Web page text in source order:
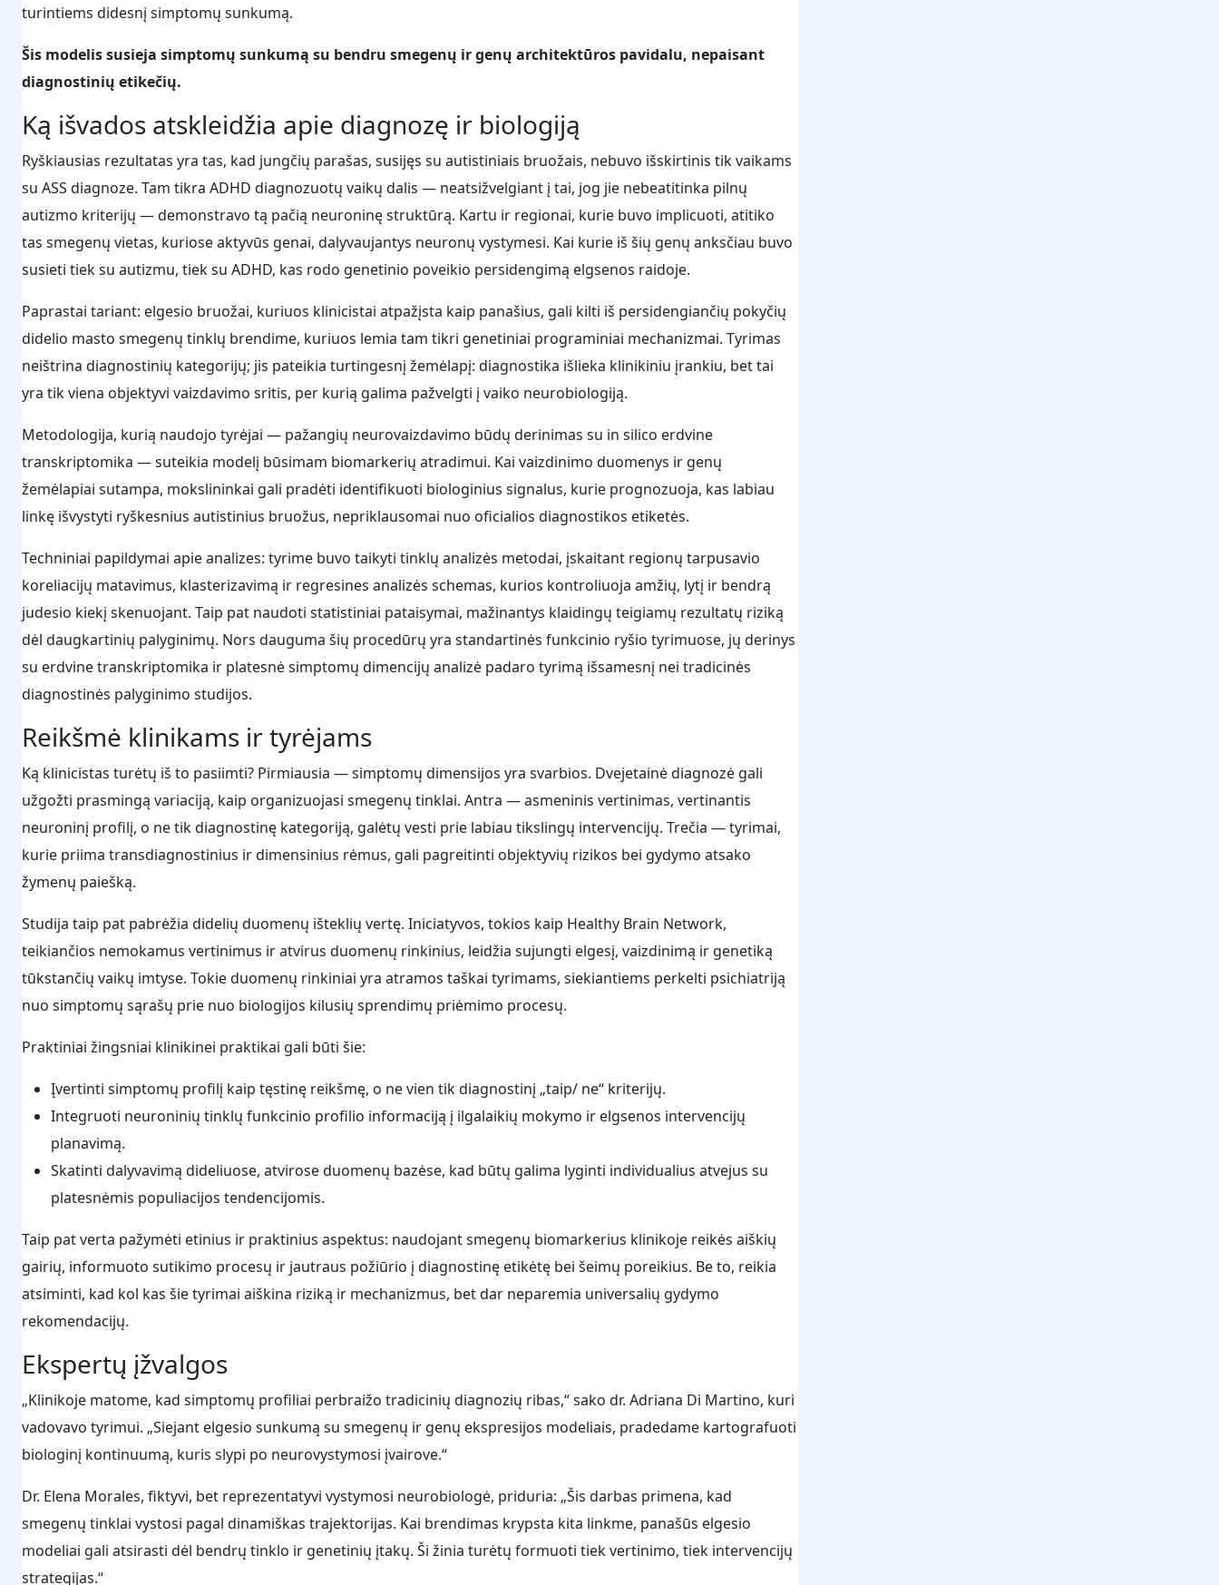
turintiems didesnį simptomų sunkumą.
Šis modelis susieja simptomų sunkumą su bendru smegenų ir genų architektūros pavidalu, nepaisant
diagnostinių etikečių.
Ką išvados atskleidžia apie diagnozę ir biologiją
Ryškiausias rezultatas yra tas, kad jungčių parašas, susijęs su autistiniais bruožais, nebuvo išskirtinis tik vaikams
su ASS diagnoze. Tam tikra ADHD diagnozuotų vaikų dalis — neatsižvelgiant į tai, jog jie nebeatitinka pilnų
autizmo kriterijų — demonstravo tą pačią neuroninę struktūrą. Kartu ir regionai, kurie buvo implicuoti, atitiko
tas smegenų vietas, kuriose aktyvūs genai, dalyvaujantys neuronų vystymesi. Kai kurie iš šių genų anksčiau buvo
susieti tiek su autizmu, tiek su ADHD, kas rodo genetinio poveikio persidengimą elgsenos raidoje.
Paprastai tariant: elgesio bruožai, kuriuos klinicistai atpažįsta kaip panašius, gali kilti iš persidengiančių pokyčių
didelio masto smegenų tinklų brendime, kuriuos lemia tam tikri genetiniai programiniai mechanizmai. Tyrimas
neištrina diagnostinių kategorijų; jis pateikia turtingesnį žemėlapį: diagnostika išlieka klinikiniu įrankiu, bet tai
yra tik viena objektyvi vaizdavimo sritis, per kurią galima pažvelgti į vaiko neurobiologiją.
Metodologija, kurią naudojo tyrėjai — pažangių neurovaizdavimo būdų derinimas su in silico erdvine
transkriptomika — suteikia modelį būsimam biomarkerių atradimui. Kai vaizdinimo duomenys ir genų
žemėlapiai sutampa, mokslininkai gali pradėti identifikuoti biologinius signalus, kurie prognozuoja, kas labiau
linkę išvystyti ryškesnius autistinius bruožus, nepriklausomai nuo oficialios diagnostikos etiketės.
Techniniai papildymai apie analizes: tyrime buvo taikyti tinklų analizės metodai, įskaitant regionų tarpusavio
koreliacijų matavimus, klasterizavimą ir regresines analizės schemas, kurios kontroliuoja amžių, lytį ir bendrą
judesio kiekį skenuojant. Taip pat naudoti statistiniai pataisymai, mažinantys klaidingų teigiamų rezultatų riziką
dėl daugkartinių palyginimų. Nors dauguma šių procedūrų yra standartinės funkcinio ryšio tyrimuose, jų derinys
su erdvine transkriptomika ir platesnė simptomų dimencijų analizė padaro tyrimą išsamesnį nei tradicinės
diagnostinės palyginimo studijos.
Reikšmė klinikams ir tyrėjams
Ką klinicistas turėtų iš to pasiimti? Pirmiausia — simptomų dimensijos yra svarbios. Dvejetainė diagnozė gali
užgožti prasmingą variaciją, kaip organizuojasi smegenų tinklai. Antra — asmeninis vertinimas, vertinantis
neuroninį profilį, o ne tik diagnostinę kategoriją, galėtų vesti prie labiau tikslingų intervencijų. Trečia — tyrimai,
kurie priima transdiagnostinius ir dimensinius rėmus, gali pagreitinti objektyvių rizikos bei gydymo atsako
žymenų paiešką.
Studija taip pat pabrėžia didelių duomenų išteklių vertę. Iniciatyvos, tokios kaip Healthy Brain Network,
teikiančios nemokamus vertinimus ir atvirus duomenų rinkinius, leidžia sujungti elgesį, vaizdinimą ir genetiką
tūkstančių vaikų imtyse. Tokie duomenų rinkiniai yra atramos taškai tyrimams, siekiantiems perkelti psichiatriją
nuo simptomų sąrašų prie nuo biologijos kilusių sprendimų priėmimo procesų.
Praktiniai žingsniai klinikinei praktikai gali būti šie:
Įvertinti simptomų profilį kaip tęstinę reikšmę, o ne vien tik diagnostinį „taip/ ne“ kriterijų.
Integruoti neuroninių tinklų funkcinio profilio informaciją į ilgalaikių mokymo ir elgsenos intervencijų
planavimą.
Skatinti dalyvavimą dideliuose, atvirose duomenų bazėse, kad būtų galima lyginti individualius atvejus su
platesnėmis populiacijos tendencijomis.
Taip pat verta pažymėti etinius ir praktinius aspektus: naudojant smegenų biomarkerius klinikoje reikės aiškių
gairių, informuoto sutikimo procesų ir jautraus požiūrio į diagnostinę etikėtę bei šeimų poreikius. Be to, reikia
atsiminti, kad kol kas šie tyrimai aiškina riziką ir mechanizmus, bet dar neparemia universalių gydymo
rekomendacijų.
Ekspertų įžvalgos
„Klinikoje matome, kad simptomų profiliai perbraižo tradicinių diagnozių ribas,“ sako dr. Adriana Di Martino, kuri
vadovavo tyrimui. „Siejant elgesio sunkumą su smegenų ir genų ekspresijos modeliais, pradedame kartografuoti
biologinį kontinuumą, kuris slypi po neurovystymosi įvairove.“
Dr. Elena Morales, fiktyvi, bet reprezentatyvi vystymosi neurobiologė, priduria: „Šis darbas primena, kad
smegenų tinklai vystosi pagal dinamiškas trajektorijas. Kai brendimas krypsta kita linkme, panašūs elgesio
modeliai gali atsirasti dėl bendrų tinklo ir genetinių įtakų. Ši žinia turėtų formuoti tiek vertinimo, tiek intervencijų
strategijas.“